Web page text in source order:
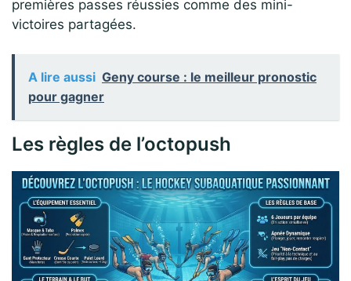
premières passes réussies comme des mini-
victoires partagées.
A lire aussi Geny course : le meilleur pronostic
pour gagner
Les règles de l’octopush